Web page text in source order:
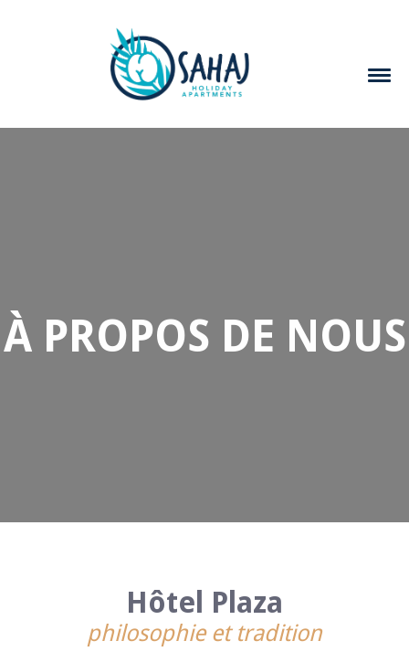
À PROPOS DE NOUS
Hôtel Plaza
philosophie et tradition